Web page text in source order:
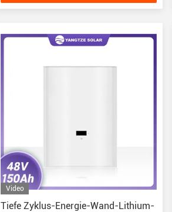
Video
Tiefe Zyklus-Energie-Wand-Lithium-